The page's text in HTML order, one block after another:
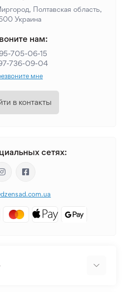
Полтавская область,
Украина
нам:
705-06-15
736-09-04
мне
в контакты
сетях: